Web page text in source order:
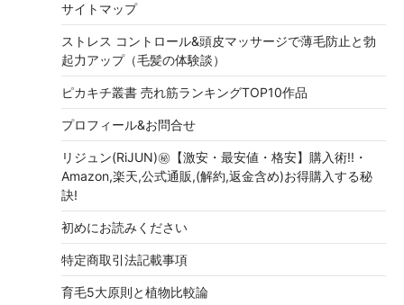
サイトマップ
ストレス コントロール&頭皮マッサージで薄毛防止と勃
起力アップ（毛髪の体験談）
ピカキチ叢書 売れ筋ランキングTOP10作品
プロフィール&お問合せ
リジュン(RiJUN)㊙【激安・最安値・格安】購入術!!・
Amazon,楽天,公式通販,(解約,返金含め)お得購入する秘
訣!
初めにお読みください
特定商取引法記載事項
育毛5大原則と植物比較論